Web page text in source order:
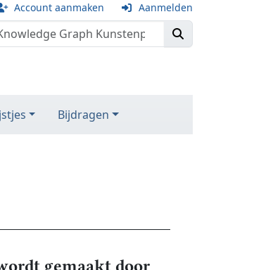
Account aanmaken Aanmelden
Bijdragen
gemaakt door